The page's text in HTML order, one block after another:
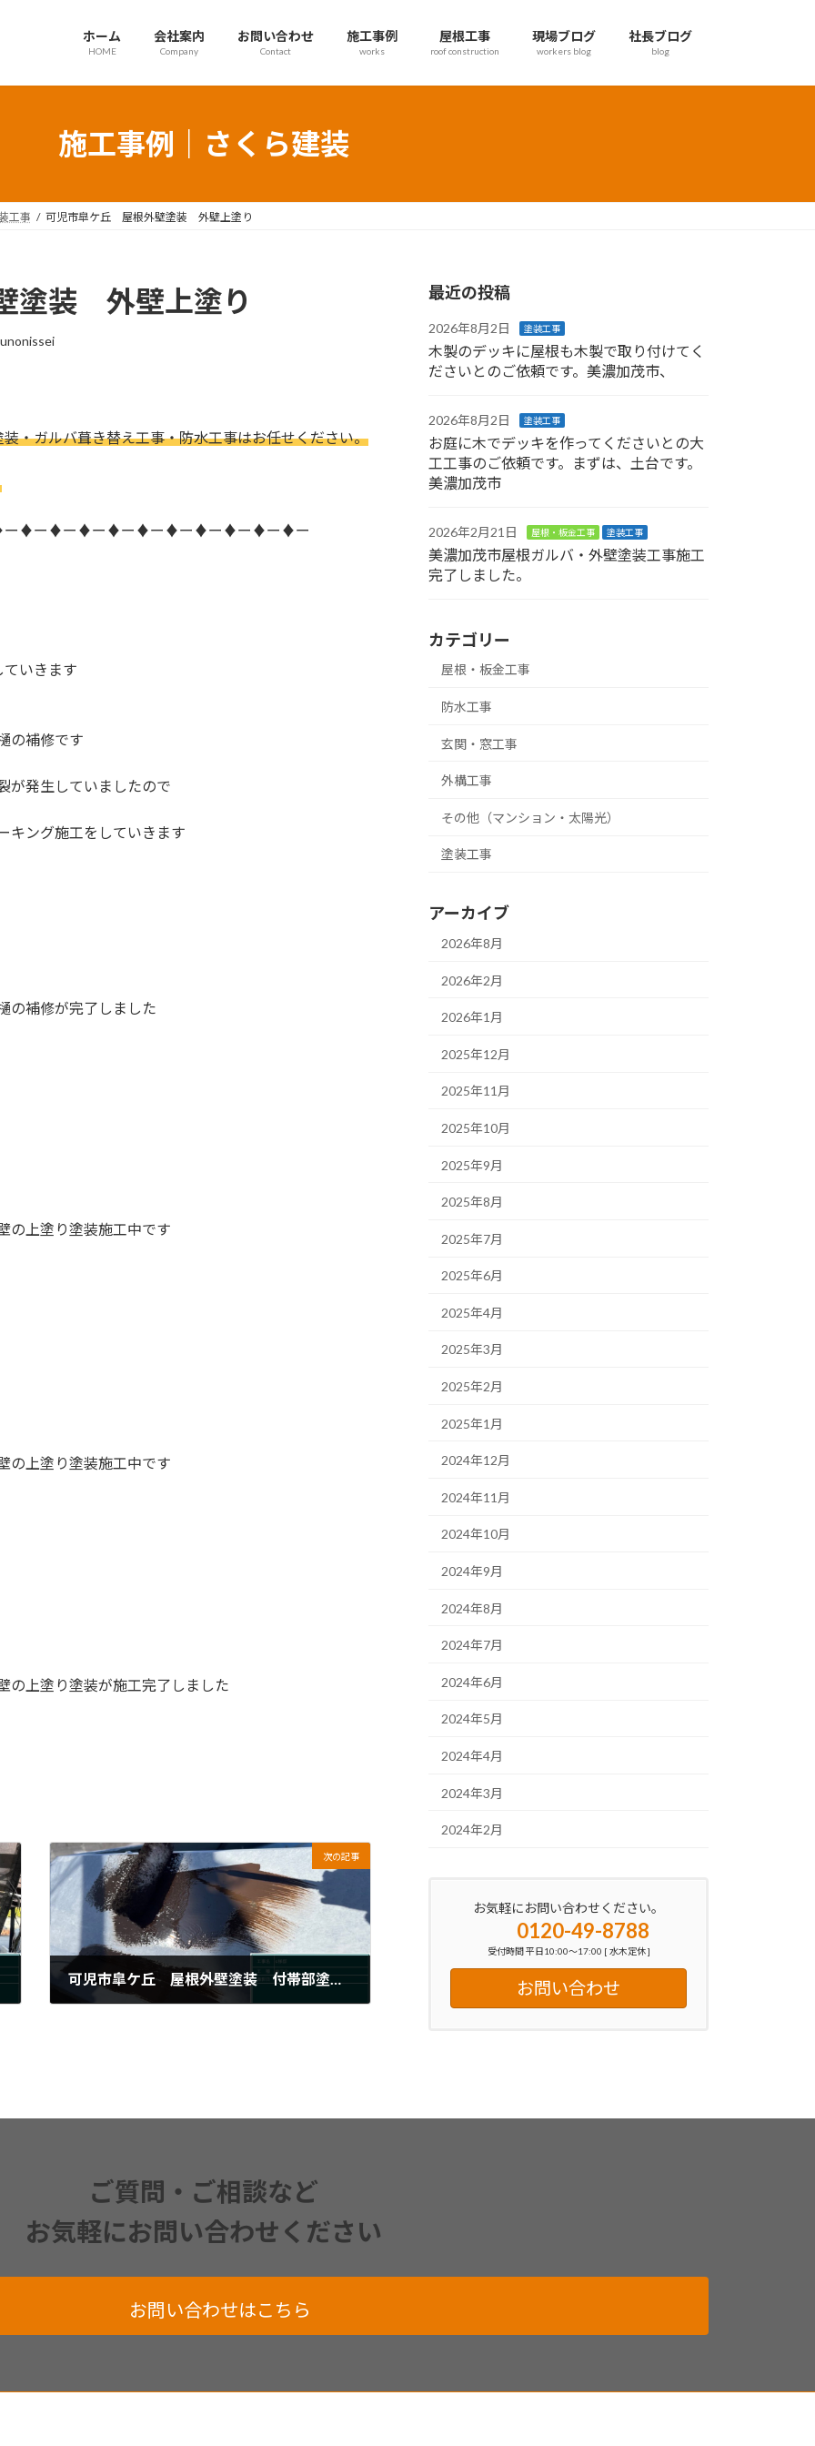
ホーム
HOME
会社案内
Company
お問い合わせ
Contact
施工事例
works
屋根工事
roof construction
現場ブログ
workers blog
社長ブログ
blog
施工事例｜さくら建装
工事 可児市皐ケ丘 屋根外壁塗装 外壁上塗り
塗装 外壁上塗り
・ガルバ葺き替え工事・防水工事はお任せください。
♦ー♦ー♦ー♦ー♦ー♦ー♦ー♦ー♦ー♦ー
いきます
の補修です
が発生していましたので
キング施工をしていきます
の補修が完了しました
の上塗り塗装施工中です
の上塗り塗装施工中です
の上塗り塗装が施工完了しました
次の記事
可児市皐ケ丘 屋根外壁塗装 付帯部塗装上塗り
最近の投稿
2026年8月2日 塗装工事
木製のデッキに屋根も木製で取り付けてく
ださいとのご依頼です。美濃加茂市、
2026年8月2日 塗装工事
お庭に木でデッキを作ってくださいとの大
工工事のご依頼です。まずは、土台です。
美濃加茂市
2026年2月21日 屋根・板金工事 塗装工事
美濃加茂市屋根ガルバ・外壁塗装工事施工
完了しました。
カテゴリー
屋根・板金工事
防水工事
玄関・窓工事
外構工事
その他（マンション・太陽光）
塗装工事
アーカイブ
2026年8月
2026年2月
2026年1月
2025年12月
2025年11月
2025年10月
2025年9月
2025年8月
2025年7月
2025年6月
2025年4月
2025年3月
2025年2月
2025年1月
2024年12月
2024年11月
2024年10月
2024年9月
2024年8月
2024年7月
2024年6月
2024年5月
2024年4月
2024年3月
2024年2月
お気軽にお問い合わせください。
0120-49-8788
受付時間 平日10:00～17:00 [ 水木定休 ]
お問い合わせ
ご質問・ご相談など
お気軽にお問い合わせください
お問い合わせはこちら